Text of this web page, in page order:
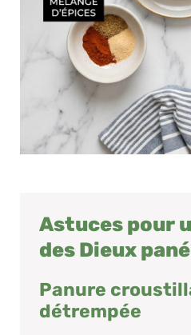
Astuces pour
des Dieux
Panure
détrempée